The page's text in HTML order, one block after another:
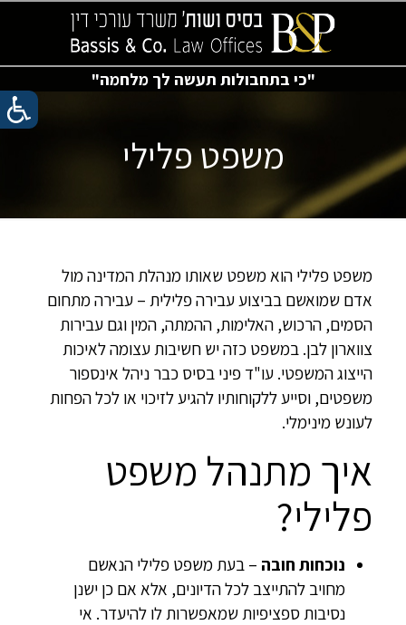
משפט פלילי
משפט פלילי הוא משפט שאותו מנהלת המדינה מול
אדם שמואשם בביצוע עבירה פלילית – עבירה מתחום
הסמים, הרכוש, האלימות, ההמתה, המין וגם עבירות
צווארון לבן. במשפט כזה יש חשיבות עצומה לאיכות
הייצוג המשפטי. עו"ד פיני בסיס כבר ניהל אינספור
משפטים, וסייע ללקוחותיו להגיע לזיכוי או לכל הפחות
לעונש מינימלי.
איך מתנהל משפט
פלילי?
נוכחות חובה – בעת משפט פלילי הנאשם
מחויב להתייצב לכל הדיונים, אלא אם כן ישנן
נסיבות ספציפיות שמאפשרות לו להיעדר. אי